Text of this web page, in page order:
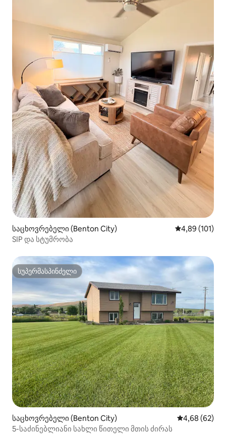
საცხოვრებელი (Benton City) საშუალო
4,89 (101)
SIP და სტუმრობა
სუპერმასპინძელი
სუპერმასპინძელი
საცხოვრებელი (Benton City) საშუალო
4,68 (62)
5-საძინებლიანი სახლი წითელი მთის ძირას